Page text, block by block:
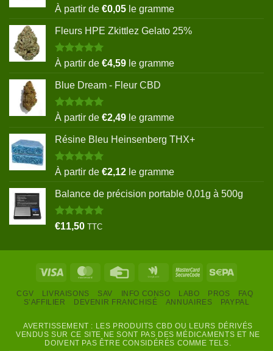
Note5.00
sur 5
À partir de €0,05 le gramme
Fleurs HPE Zkittlez Gelato 25%
Note5.00
sur 5
À partir de €4,59 le gramme
Blue Dream - Fleur CBD
Note5.00
sur 5
À partir de €2,49 le gramme
Résine Bleu Heinsenberg THX+
Note5.00
sur 5
À partir de €2,12 le gramme
Balance de précision portable 0,01g à 500g
Note5.00
€11,50 TTC
Visa MasterCardCredit
Google
MasterCard
CGV LIVRAISONS SAV INFO CONSO LABO PROS
FAQ
S’AFFILIER
DEVENIR FRANCHISÉ ANNUAIRES PAYPAL
AVERTISSEMENT : LES PRODUITS CBD OU LEURS DÉRIVÉS
VENDUS SUR CE SITE NE SONT PAS DES MÉDICAMENTS ET NE
DOIVENT PAS ÊTRE CONSIDÉRÉS COMME TELS.